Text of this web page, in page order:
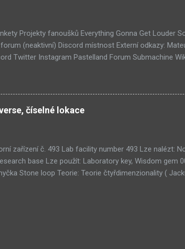
Projekty fanoušků Everything Gonna Get Louder
(neaktivní) Discord místnost Externí odkazy:
Twitter Instagram Pastelland Forum Submachine
Submachine 10: The Exit (93) Submachine 9: The
(70) Submachine: 32 Chambers (65) Covert Front 4:
článkem probíhá všeobecná diskuze
číselné lokace
zařízení č. 493 Lab facility number 493 Lze nalézt:
base Lze použít: Laboratory key, Wisdom gem
Stone loop Teorie: Teorie čtyřdimenzionality (
3× Wisdom gem 011 Koridor strojovny Clockwork